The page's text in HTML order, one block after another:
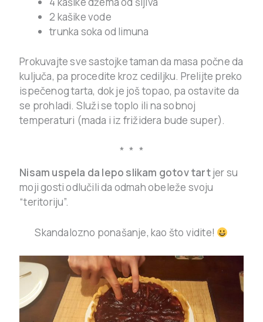
2 kašike vode
trunka soka od limuna
Prokuvajte sve sastojke taman da masa počne da
kuljuča, pa procedite kroz cediljku. Prelijte preko
ispečenog tarta, dok je još topao, pa ostavite da
se prohladi. Služi se toplo ili na sobnoj
temperaturi (mada i iz frižidera bude super).
* * *
Nisam uspela da lepo slikam gotov tartjer su
moji gosti odlučili da odmah obeleže svoju
“teritoriju”.
Skandalozno ponašanje, kao što vidite!